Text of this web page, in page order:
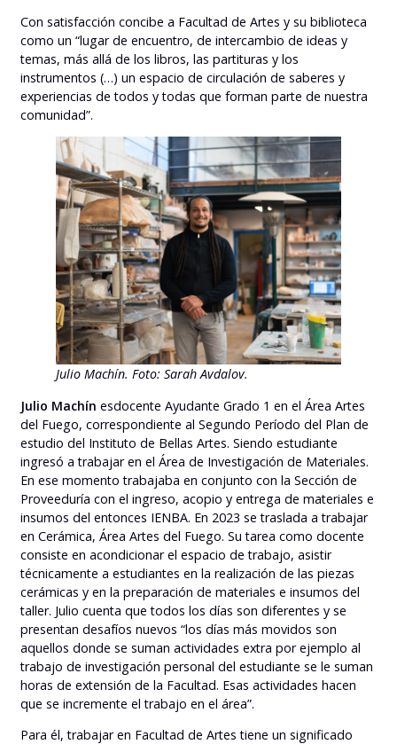
Con satisfacción concibe a Facultad de Artes y su biblioteca
como un “lugar de encuentro, de intercambio de ideas y
temas, más allá de los libros, las partituras y los
instrumentos (…) un espacio de circulación de saberes y
experiencias de todos y todas que forman parte de nuestra
comunidad”.
Julio Machín. Foto: Sarah Avdalov.
Julio Machín esdocente Ayudante Grado 1 en el Área Artes
del Fuego, correspondiente al Segundo Período del Plan de
estudio del Instituto de Bellas Artes. Siendo estudiante
ingresó a trabajar en el Área de Investigación de Materiales.
En ese momento trabajaba en conjunto con la Sección de
Proveeduría con el ingreso, acopio y entrega de materiales e
insumos del entonces IENBA. En 2023 se traslada a trabajar
en Cerámica, Área Artes del Fuego. Su tarea como docente
consiste en acondicionar el espacio de trabajo, asistir
técnicamente a estudiantes en la realización de las piezas
cerámicas y en la preparación de materiales e insumos del
taller. Julio cuenta que todos los días son diferentes y se
presentan desafíos nuevos “los días más movidos son
aquellos donde se suman actividades extra por ejemplo al
trabajo de investigación personal del estudiante se le suman
horas de extensión de la Facultad. Esas actividades hacen
que se incremente el trabajo en el área”.
Para él, trabajar en Facultad de Artes tiene un significado